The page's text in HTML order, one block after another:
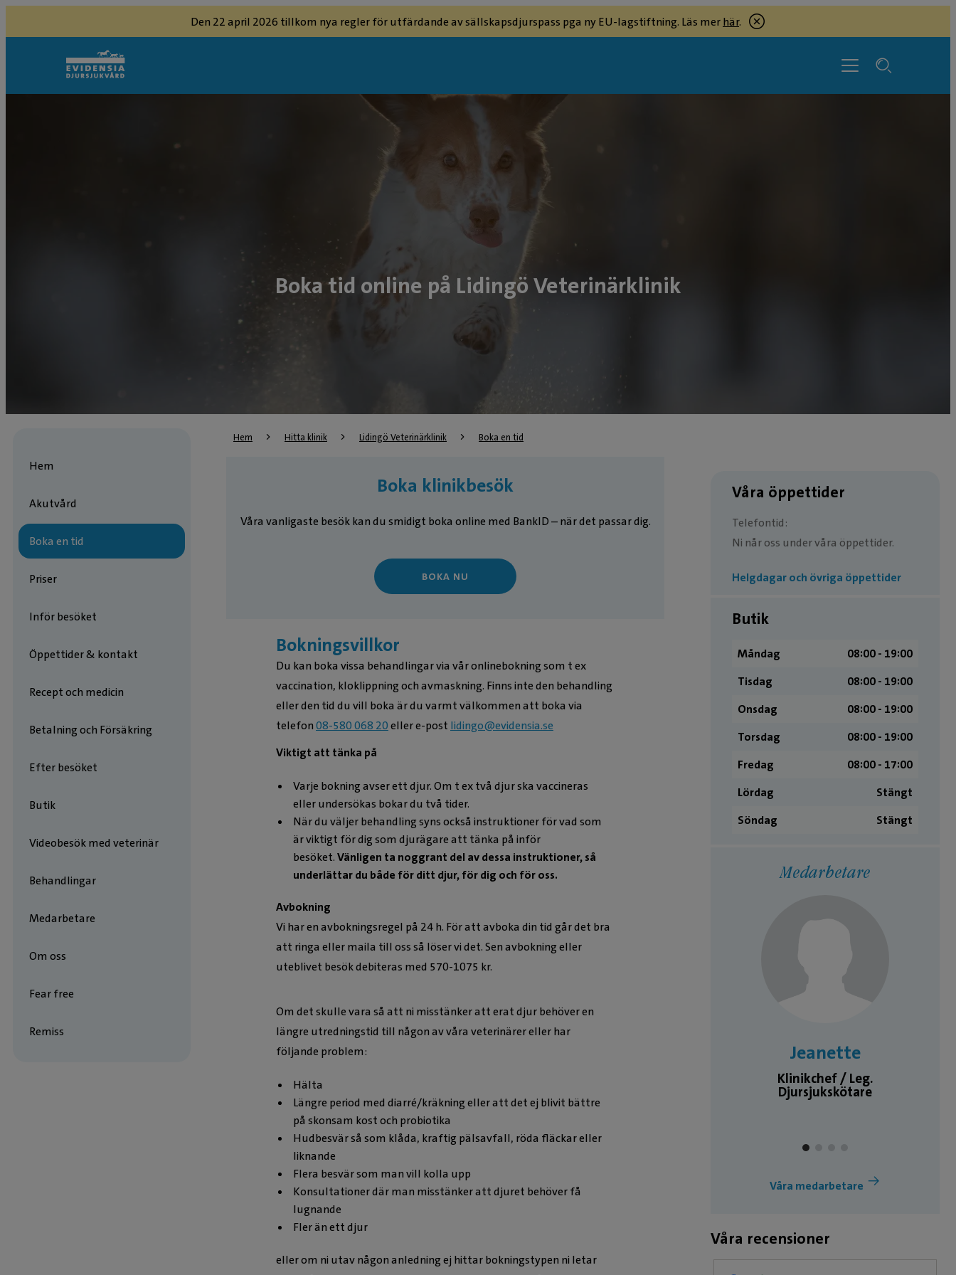
Den 22 april 2026 tillkom nya regler för utfärdande av sällskapsdjurspass pga ny EU-lagstiftning. Läs merhär.
Boka tid online på Lidingö Veterinärklinik
Hem Hitta klinik Lidingö Veterinärklinik Boka en tid
Hem
Akutvård
Boka en tid
Priser
Inför besöket
Öppettider & kontakt
Recept och medicin
Betalning och Försäkring
Efter besöket
Butik
Videobesök med veterinär
Behandlingar
Medarbetare
Om oss
Fear free
Remiss
Boka klinikbesök
Våra vanligaste besök kan du smidigt boka online med BankID – när det passar dig.
BOKA NU
Bokningsvillkor
Du kan boka vissa behandlingar via vår onlinebokning som t ex
vaccination, kloklippning och avmaskning. Finns inte den behandling
eller den tid du vill boka är du varmt välkommen att boka via
telefon08-580 068 20eller e-post lidingo@evidensia.se
Viktigt att tänka på
Varje bokning avser ett djur. Om t ex två djur ska vaccineras
eller undersökas bokar du två tider.
När du väljer behandling syns också instruktioner för vad som
är viktigt för dig som djurägare att tänka på inför
besöket.Vänligen ta noggrant del av dessa instruktioner, så
underlättar du både för ditt djur, för dig och för oss.
Avbokning
Vi har en avbokningsregel på 24 h. För att avboka din tid går det bra
att ringa eller maila till oss så löser vi det. Sen avbokning eller
uteblivet besök debiteras med 570-1075 kr.
Om det skulle vara så att ni misstänker att erat djur behöver en
längre utredningstid till någon av våra veterinärer eller har
följande problem:
Hälta
Längre period med diarré/kräkning eller att det ej blivit bättre
på skonsam kost och probiotika
Hudbesvär så som klåda, kraftig pälsavfall, röda fläckar eller
liknande
Flera besvär som man vill kolla upp
Konsultationer där man misstänker att djuret behöver få
lugnande
Fler än ett djur
eller om ni utav någon anledning ej hittar bokningstypen ni letar
Våra öppettider
Telefontid:
Ni når oss under våra öppettider.
Helgdagar och övriga öppettider
Butik
Måndag
08:00 ­- 19:00
Tisdag
08:00 ­- 19:00
Onsdag
08:00 ­- 19:00
Torsdag
08:00 ­- 19:00
Fredag
08:00 ­- 17:00
Lördag
Stängt
Söndag
Stängt
Medarbetare
Jeanette
Klinikchef / Leg.
Djursjukskötare
Våra medarbetare
Våra recensioner